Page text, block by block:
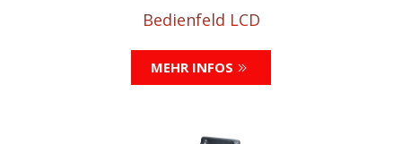
Bedienfeld LCD
MEHR INFOS